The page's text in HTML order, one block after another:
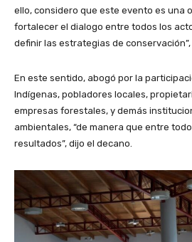
ello, considero que este evento es una
fortalecer el dialogo entre todos los
definir las estrategias de conservación”,
En este sentido, abogó por la
Indígenas, pobladores locales,
empresas forestales, y demás
ambientales, “de manera que entre
resultados”, dijo el decano.